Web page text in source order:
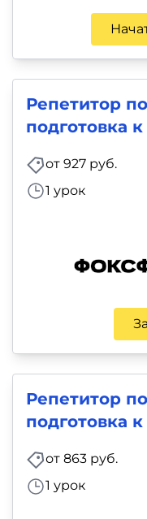
Репетитор
подготовка
от 927 руб.
1 урок
Репетитор
подготовка
от 863 руб.
1 урок